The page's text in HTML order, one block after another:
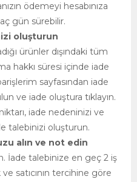
ödemeyi hesabınıza
gün sürebilir.
oluşturun
ürünler dışındaki tüm
hakkı süresi içinde iade
sayfasından iade
ve iade oluştura tıklayın.
iade nedeninizi ve
talebinizi oluşturun.
alın ve not edin
İade talebinize en geç 2 iş
satıcının tercihine göre